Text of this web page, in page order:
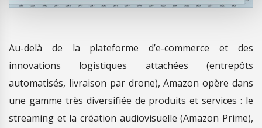
Au-delà de la plateforme d’e-commerce et des
innovations logistiques attachées (entrepôts
automatisés, livraison par drone), Amazon opère dans
une gamme très diversifiée de produits et services : le
streaming et la création audiovisuelle (Amazon Prime),